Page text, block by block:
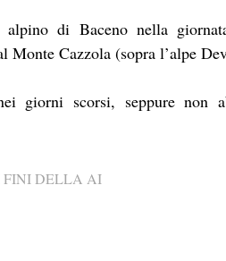
di Baceno nella
Monte Cazzola (sopra l’alpe
giorni scorsi, seppure non
FINI DELLA AI